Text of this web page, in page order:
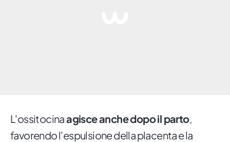
L'ossitocinaagisce anche dopo il parto,
favorendo l'espulsione della placenta e la